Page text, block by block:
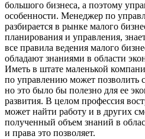
большого бизнеса, а поэтому
особенности. Менеджер по
разбирается в рынке малого
планирования и управления,
все правила ведения малого
обладают знаниями в области
Иметь в штате маленькой
по управлению может позволить
но это было бы полезно для ее
развития. В целом профессия
может найти работу и в других
полученный объем знаний в
и права это позволяет.